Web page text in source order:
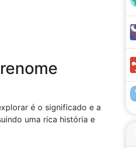
é o significado e a
uma rica história e